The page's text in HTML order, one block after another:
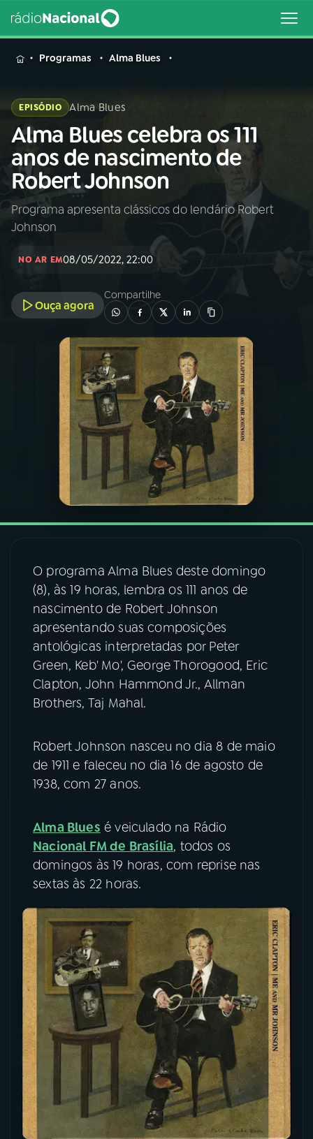
MENU
Buscar
na
Rádio
Nacional
Buscar
AO VIVO
INÍCIO
A RÁDIO
PROGRAMAÇÃO
PROGRAMAS
PODCASTS
VIDEOCASTS
08FESTIVAL DE MÚSICA
ACOMPANHE A RÁDIO NACIONAL
YouTube Facebook
Instagram X
Programas Alma Blues
EPISÓDIO Alma Blues
Alma Blues celebra os 111
anos de nascimento de
Robert Johnson
Programa apresenta clássicos do lendário Robert
Johnson
NO AR EM08/05/2022, 22:00
Ouça agora
Compartilhe
O programa Alma Blues deste domingo
(8), às 19 horas, lembra os 111 anos de
nascimento de Robert Johnson
apresentando suas composições
antológicas interpretadas por Peter
Green, Keb' Mo', George Thorogood, Eric
Clapton, John Hammond Jr., Allman
Brothers, Taj Mahal.
Robert Johnson nasceu no dia 8 de maio
de 1911 e faleceu no dia 16 de agosto de
1938, com 27 anos.
Alma Blues é veiculado na Rádio
Nacional FM de Brasília, todos os
domingos às 19 horas, com reprise nas
sextas às 22 horas.